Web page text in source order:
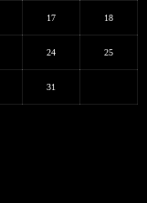
17 18
24 25
31